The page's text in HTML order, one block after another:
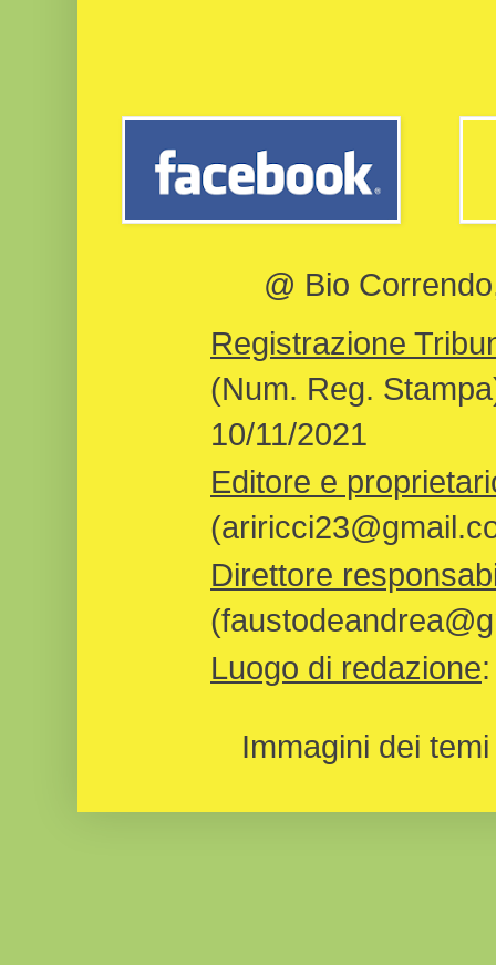
@ Bio
Registrazione
(Num. Reg.
10/11/2021
Editore e
Direttore
Luogo di redazione
Immagini dei